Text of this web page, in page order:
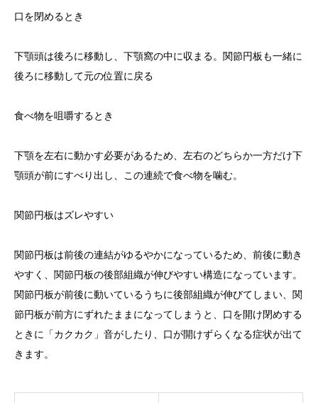
口を閉めるとき
下顎頭は後ろに移動し、下顎窩の中に収まる。関節円板も一緒に
後ろに移動して元の位置に戻る
食べ物を咀嚼するとき
下顎を左右に動かす必要があるため、左右のどちらか一方だけ下
顎頭が前にすべり出し、この連続で食べ物を噛む。
関節円板はズレやすい
関節円板は前後の連結がゆるやかになっているため、前後に動き
やすく、関節円板の後部組織が伸びやすい構造になっています。
関節円板が前後に動いているうちに後部組織が伸びてしまい、関
節円板が前方にずれたままになってしまうと、口を開け閉めする
ときに「カクカク」音がしたり、口が開けずらくなる症状が出て
きます。